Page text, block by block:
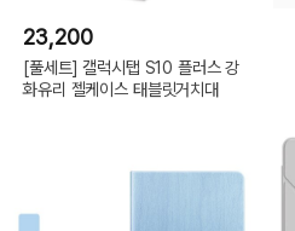
23,200
[풀세트] 갤럭시탭 S10 플러스 강
화유리 젤케이스 태블릿거치대